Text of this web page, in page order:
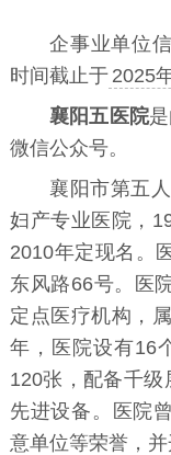
企事业单位
时间截止于 2025
襄阳五医院
微信公众号。
襄阳市第五
妇产专业医院，
2010年定现名。
东风路66号。医
定点医疗机构，
年，医院设有16
120张，配备千
先进设备。医院
意单位等荣誉，并